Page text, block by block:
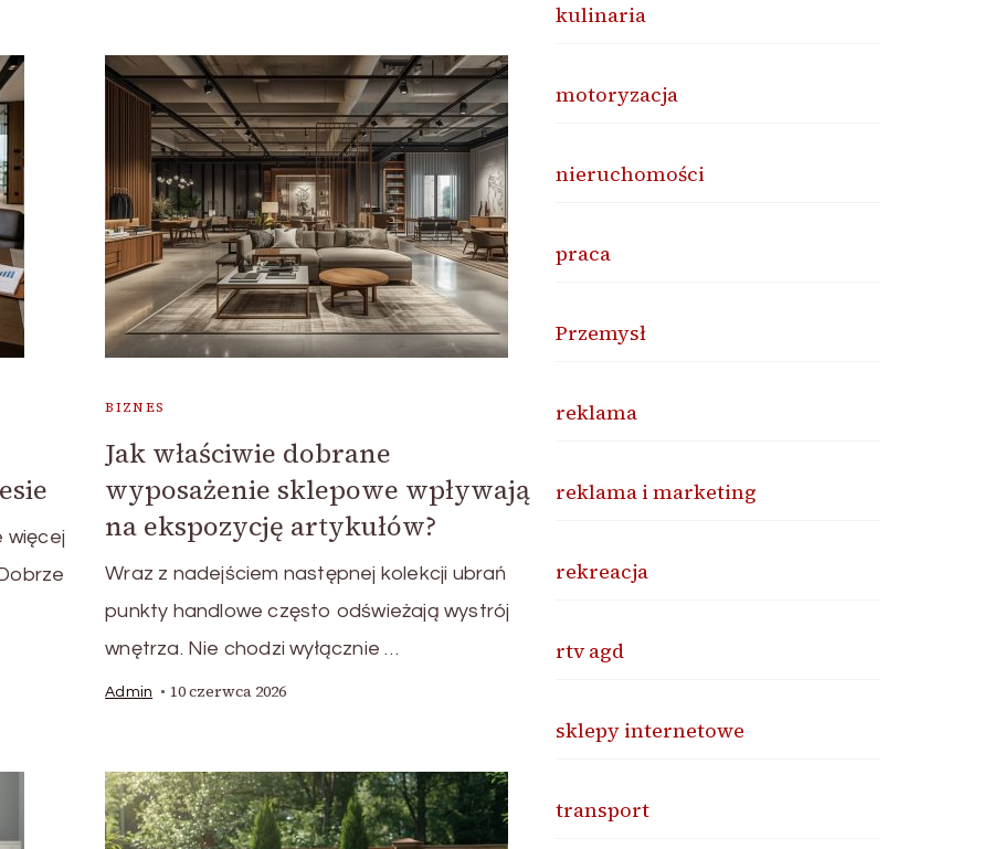
więcej
BIZNES
Jak właściwie dobrane
wyposażenie sklepowe wpływają
na ekspozycję artykułów?
Wraz z nadejściem następnej kolekcji ubrań
punkty handlowe często odświeżają wystrój
wnętrza. Nie chodzi wyłącznie …
Admin 10 czerwca 2026
kulinaria
motoryzacja
nieruchomości
praca
Przemysł
reklama
reklama i marketing
rekreacja
rtv agd
sklepy internetowe
transport